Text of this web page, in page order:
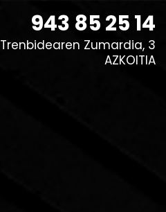
943 85 25 14
Trenbidearen Zumardia, 3
AZKOITIA